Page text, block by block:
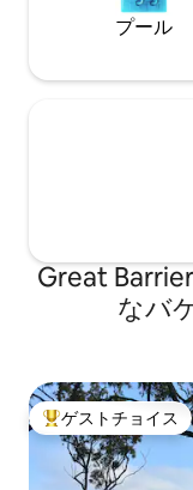
プール
Great
なバ
大好評のゲストチ
ゲストチョイス